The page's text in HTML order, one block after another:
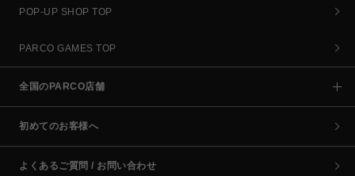
POP-UP SHOP TOP
PARCO GAMES TOP
全国のPARCO店舗
初めてのお客様へ
よくあるご質問 / お問い合わせ